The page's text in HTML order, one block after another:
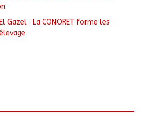
Gazel : La CONORET forme les